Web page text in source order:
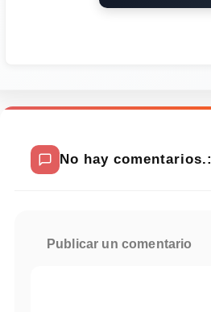
No hay comentarios.:
Publicar un comentario